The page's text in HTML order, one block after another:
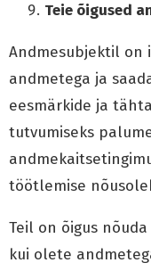
Teie õigused
Andmesubjektil on
andmetega ja
eesmärkide ja
tutvumiseks
töötlemise
Teil on õigus
kui olete